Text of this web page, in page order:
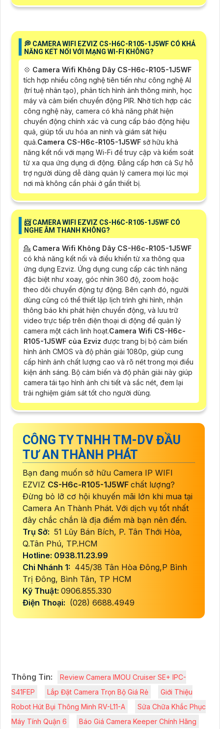
️💭 CAMERA WIFI EZVIZ CS-H6C-R105-1J5WF CÓ KHẢ
NĂNG KẾT NỐI VỚI MẠNG WI-FI KHÔNG?
💠 Camera Wifi Không Dây CS-H6c-R105-1J5WF
tích hợp nhiều công nghệ tiên tiến như công nghệ AI
(trí tuệ nhân tạo), phân tích hình ảnh thông minh, học
máy và cảm biến chuyển động PIR. Nhờ tích hợp các
công nghệ này, camera có khả năng phát hiện
chuyển động chính xác và cung cấp báo động hiệu
quả, giúp tối ưu hóa an ninh và giám sát hiệu
quả.Camera CS-H6c-R105-1J5WF sở hữu khả
năng kết nối với mạng Wi-Fi để truy cập và kiểm soát
từ xa qua ứng dụng di động. Đẳng cấp hơn cả Sự hỗ
trợ người dùng dễ dàng quản lý camera mọi lúc mọi
nơi mà không cần phải ở gần thiết bị.
📨 CAMERA WIFI EZVIZ CS-H6C-R105-1J5WF CÓ
NGHE ÂM THANH KHÔNG?
💁 Camera Wifi Không Dây CS-H6c-R105-1J5WF
có khả năng kết nối và điều khiển từ xa thông qua
ứng dụng Ezviz. Ứng dụng cung cấp các tính năng
đặc biệt như xoay, góc nhìn 360 độ, zoom hoặc
theo dõi chuyển động tự động. Bên cạnh đó, người
dùng cũng có thể thiết lập lịch trình ghi hình, nhận
thông báo khi phát hiện chuyển động, và lưu trữ
video trực tiếp trên điện thoại di động để quản lý
camera một cách linh hoạt.Camera Wifi CS-H6c-
R105-1J5WF của Ezviz được trang bị bộ cảm biến
hình ảnh CMOS và độ phân giải 1080p, giúp cung
cấp hình ảnh chất lượng cao và rõ nét trong mọi điều
kiện ánh sáng. Bộ cảm biến và độ phân giải này giúp
camera tái tạo hình ảnh chi tiết và sắc nét, đem lại
trải nghiệm giám sát tốt cho người dùng.
CÔNG TY TNHH TM-DV ĐẦU
TƯ AN THÀNH PHÁT
Bạn đang muốn sở hữu Camera IP WIFI
EZVIZ CS-H6c-R105-1J5WF chất lượng?
Đừng bỏ lỡ cơ hội khuyến mãi lớn khi mua tại
Camera An Thành Phát. Với dịch vụ tốt nhất
đây chắc chắn là địa điểm mà bạn nên đến.
Trụ Sở: 51 Lũy Bán Bích, P. Tân Thới Hòa,
Q.Tân Phú, TP.HCM
Hotline: 0938.11.23.99
Chi Nhánh 1: 445/38 Tân Hòa Đông,P Bình
Trị Đông, Bình Tân, TP HCM
Kỹ Thuật: 0906.855.330
Điện Thoại: (028) 6688.4949
Thông Tin:
Review Camera IMOU Cruiser SE+ IPC-
S41FEP
Lắp Đặt Camera Trọn Bộ Giá Rẻ
Giới Thiệu
Robot Hút Bụi Thông Minh RV-L11-A
Sửa Chữa Khắc Phục
Máy Tính Quận 6
Báo Giá Camera Keeper Chính Hãng